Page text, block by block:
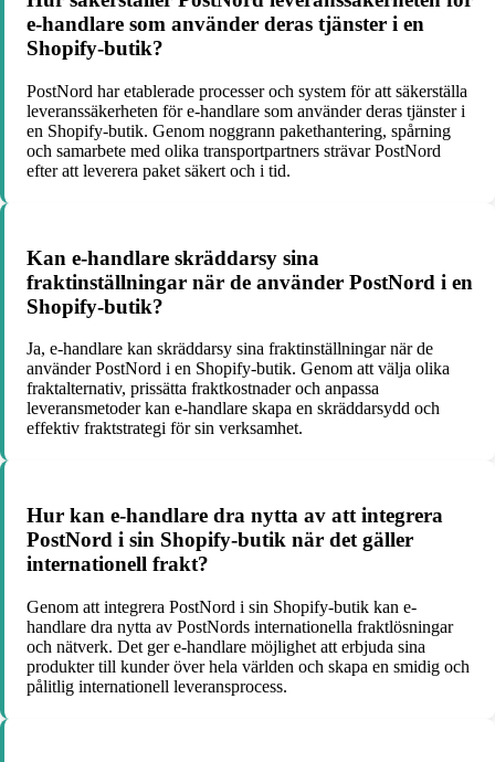
e-handlare som använder deras tjänster i en
Shopify-butik?
PostNord har etablerade processer och system för att säkerställa
leveranssäkerheten för e-handlare som använder deras tjänster i
en Shopify-butik. Genom noggrann pakethantering, spårning
och samarbete med olika transportpartners strävar PostNord
efter att leverera paket säkert och i tid.
Kan e-handlare skräddarsy sina
fraktinställningar när de använder PostNord i en
Shopify-butik?
Ja, e-handlare kan skräddarsy sina fraktinställningar när de
använder PostNord i en Shopify-butik. Genom att välja olika
fraktalternativ, prissätta fraktkostnader och anpassa
leveransmetoder kan e-handlare skapa en skräddarsydd och
effektiv fraktstrategi för sin verksamhet.
Hur kan e-handlare dra nytta av att integrera
PostNord i sin Shopify-butik när det gäller
internationell frakt?
Genom att integrera PostNord i sin Shopify-butik kan e-
handlare dra nytta av PostNords internationella fraktlösningar
och nätverk. Det ger e-handlare möjlighet att erbjuda sina
produkter till kunder över hela världen och skapa en smidig och
pålitlig internationell leveransprocess.